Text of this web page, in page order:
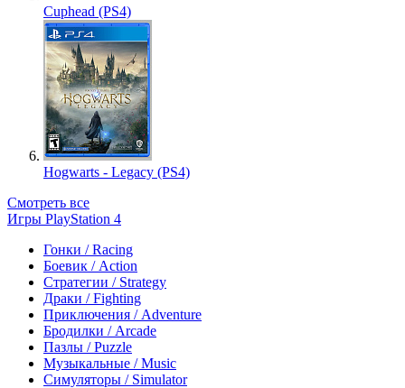
Cuphead (PS4)
Hogwarts - Legacy (PS4)
Смотреть все
Игры PlayStation 4
Гонки / Racing
Боевик / Action
Стратегии / Strategy
Драки / Fighting
Приключения / Adventure
Бродилки / Arcade
Пазлы / Puzzle
Музыкальные / Music
Симуляторы / Simulator